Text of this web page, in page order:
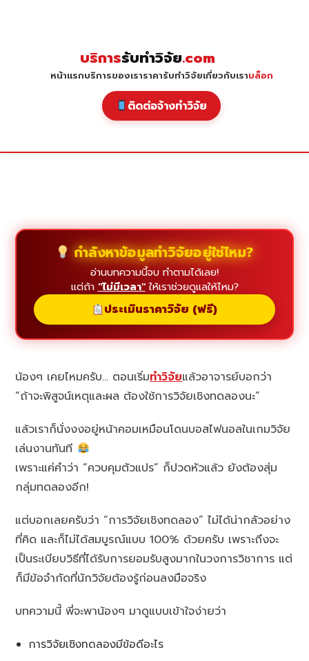
บริการรับทำวิจัย.com
หน้าแรกบริการของเราราคารับทำวิจัยเกี่ยวกับเราบล็อก
ติดต่อจ้างทำวิจัย
กำลังหาข้อมูลทำวิจัยอยู่ใช่ไหม?
อ่านบทความนี้จบ ทำตามได้เลย!
แต่ถ้า "ไม่มีเวลา"ให้เราช่วยดูแลให้ไหม?
ประเมินราคาวิจัย (ฟรี)
น้องๆ เคยไหมครับ… ตอนเริ่มทำวิจัยแล้วอาจารย์บอกว่า
“ถ้าจะพิสูจน์เหตุและผล ต้องใช้การวิจัยเชิงทดลองนะ”
แล้วเราก็นั่งงงอยู่หน้าคอมเหมือนโดนบอสไฟนอลในเกมวิจัย
เล่นงานทันที
เพราะแค่คำว่า “ควบคุมตัวแปร” ก็ปวดหัวแล้ว ยังต้องสุ่ม
กลุ่มทดลองอีก!
แต่บอกเลยครับว่า “การวิจัยเชิงทดลอง” ไม่ได้น่ากลัวอย่าง
ที่คิด และก็ไม่ได้สมบูรณ์แบบ 100% ด้วยครับ เพราะถึงจะ
เป็นระเบียบวิธีที่ได้รับการยอมรับสูงมากในวงการวิชาการ แต่
ก็มีข้อจำกัดที่นักวิจัยต้องรู้ก่อนลงมือจริง
บทความนี้ พี่จะพาน้องๆ มาดูแบบเข้าใจง่ายว่า
การวิจัยเชิงทดลองมีข้อดีอะไร